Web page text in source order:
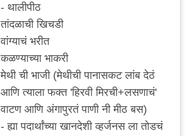
विषारी
वडापाव
- थालीपीठ
तांदळाची खिचडी
वांग्याचं भरीत
कळण्याच्या भाकरी
मेथी ची भाजी (मेथीची पानासकट लांब देठं
आणि त्याला फक्त 'हिरवी मिरची+लसणाचं'
वाटण आणि अंगापुरतं पाणी नी मीठ बस)
- ह्या पदार्थांच्या खानदेशी व्हर्जनस ला तोडचं